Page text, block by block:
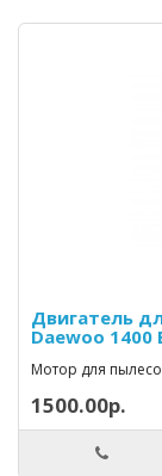
Двигатель
Daewoo 1400
Мотор для
1500.00р.